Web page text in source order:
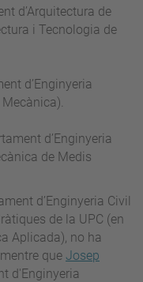
d’Arquitectura de
i Tecnologia de
d’Enginyeria
d’Enginyeria
de Medis
d’Enginyeria Civil
de la UPC (en
Aplicada), no ha
que Josep
d'Enginyeria